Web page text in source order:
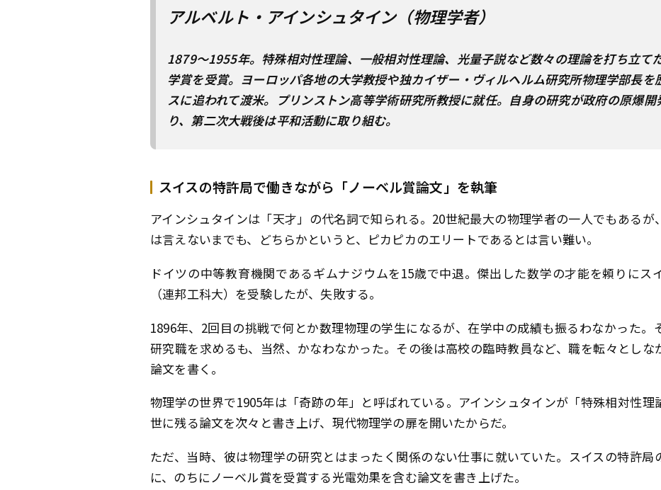
アルベルト・アインシュタイン（物理学者）
1879～1955年。特殊相対性理論、一般相対性理論、光量子説など数々の理論を打ち立て
学賞を受賞。ヨーロッパ各地の大学教授や独カイザー・ヴィルヘルム研究所物理学部長
スに追われて渡米。プリンストン高等学術研究所教授に就任。自身の研究が政府の原爆
り、第二次大戦後は平和活動に取り組む。
スイスの特許局で働きながら「ノーベル賞論文」を執筆
アインシュタインは「天才」の代名詞で知られる。20世紀最大の物理学者の一人でもあるが
は言えないまでも、どちらかというと、ピカピカのエリートであるとは言い難い。
ドイツの中等教育機関であるギムナジウムを15歳で中退。傑出した数学の才能を頼りにス
（連邦工科大）を受験したが、失敗する。
1896年、2回目の挑戦で何とか数理物理の学生になるが、在学中の成績も振るわなかった。
研究職を求めるも、当然、かなわなかった。その後は高校の臨時教員など、職を転々としな
論文を書く。
物理学の世界で1905年は「奇跡の年」と呼ばれている。アインシュタインが「特殊相対性
世に残る論文を次々と書き上げ、現代物理学の扉を開いたからだ。
ただ、当時、彼は物理学の研究とはまったく関係のない仕事に就いていた。スイスの特許局
に、のちにノーベル賞を受賞する光電効果を含む論文を書き上げた。